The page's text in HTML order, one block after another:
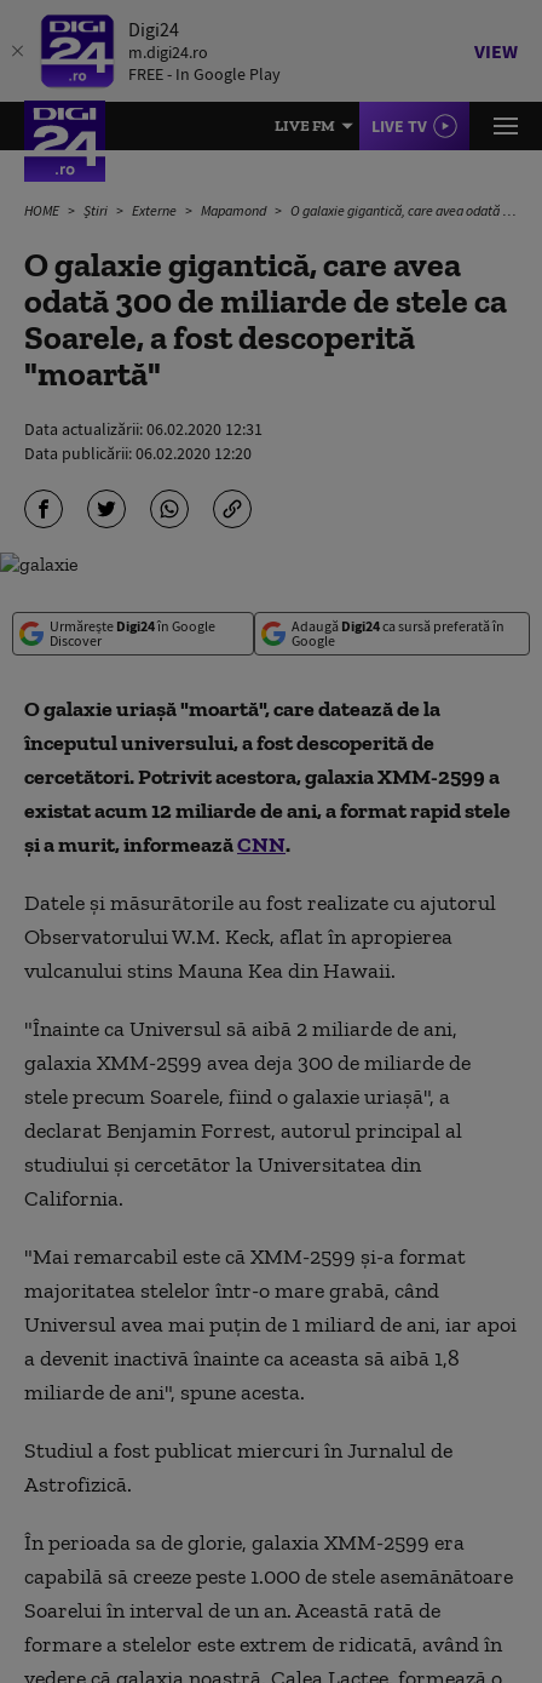
Digi24
m.digi24.ro
FREE - In Google Play
VIEW
LIVE FM LIVE TV
HOME Știri Externe Mapamond O galaxie gigantică, care avea odată 300 de miliarde de stele ca Soarele, a fost descoperită "moartă"
O galaxie gigantică, care avea
odată 300 de miliarde de stele ca
Soarele, a fost descoperită
"moartă"
Data actualizării:06.02.2020 12:31
Data publicării:06.02.2020 12:20
Urmărește Digi24în Google
Discover
Adaugă Digi24ca sursă preferată în
Google
O galaxie uriașă "moartă", care datează de la
începutul universului, a fost descoperită de
cercetători. Potrivit acestora, galaxia XMM-2599 a
existat acum 12 miliarde de ani, a format rapid stele
și a murit, informeazăCNN.
Datele și măsurătorile au fost realizate cu ajutorul
Observatorului W.M. Keck, aflat în apropierea
vulcanului stins Mauna Kea din Hawaii.
"Înainte ca Universul să aibă 2 miliarde de ani,
galaxia XMM-2599 avea deja 300 de miliarde de
stele precum Soarele, fiind o galaxie uriașă", a
declarat Benjamin Forrest, autorul principal al
studiului și cercetător la Universitatea din
California.
"Mai remarcabil este că XMM-2599 și-a format
majoritatea stelelor într-o mare grabă, când
Universul avea mai puțin de 1 miliard de ani, iar apoi
a devenit inactivă înainte ca aceasta să aibă 1,8
miliarde de ani", spune acesta.
Studiul a fost publicat miercuri în Jurnalul de
Astrofizică.
În perioada sa de glorie, galaxia XMM-2599 era
capabilă să creeze peste 1.000 de stele asemănătoare
Soarelui în interval de un an. Această rată de
formare a stelelor este extrem de ridicată, având în